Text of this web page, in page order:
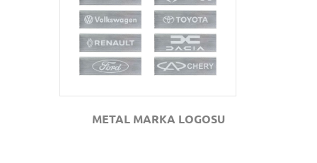
GÖZAT
METAL MARKA LOGOSU